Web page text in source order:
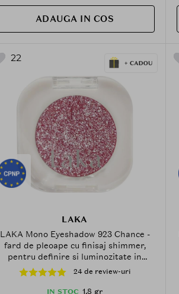
ADAUGA IN COS
22
LAKA
LAKA Mono Eyeshadow 923 Chance -
fard de pleoape cu finisaj shimmer,
pentru definire si luminozitate in
machiajul ochilor - 1.8 gr
24 de review-uri
IN STOC 1.8 gr